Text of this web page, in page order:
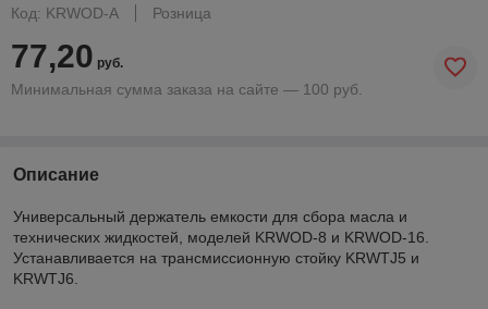
Код: KRWOD-A
Розница
77,20 руб.
Минимальная сумма заказа на сайте — 100 руб.
Описание
Универсальный держатель емкости для сбора масла и
технических жидкостей, моделей KRWOD-8 и KRWOD-16.
Устанавливается на трансмиссионную стойку KRWTJ5 и
KRWTJ6.